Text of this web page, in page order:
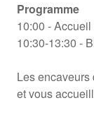
Programme
10:00 -
10:30-13:30 -
Les
et vous